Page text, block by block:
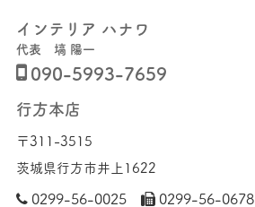
 090-5993-7659
インテリア ハナワ
代表 塙 陽一
行方本店
〒311-3515​
茨城県行方市井上1622
 0299-56-0025  0299-56-0678